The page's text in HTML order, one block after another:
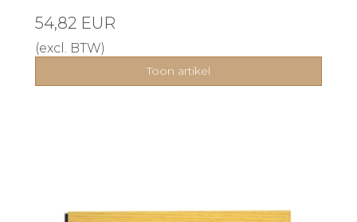
54,82 EUR
(excl. BTW)
Toon artikel